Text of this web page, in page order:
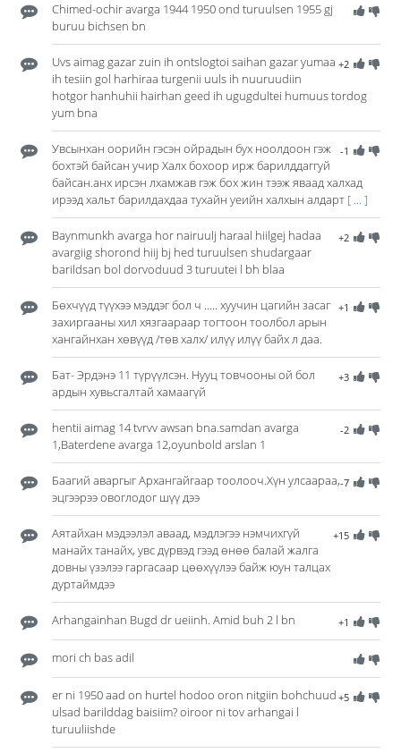
Chimed-ochir avarga 1944 1950 ond turuulsen 1955 gj
buruu bichsen bn
+2
Uvs aimag gazar zuin ih ontslogtoi saihan gazar yumaa
ih tesiin gol harhiraa turgenii uuls ih nuuruudiin
hotgor hanhuhii hairhan geed ih ugugdultei humuus tordog
yum bna
-1
Увсынхан оорийн гэсэн ойрадын бух ноолдоон гэж
бохтэй байсан учир Халх бохоор ирж барилддаггуй
байсан.анх ирсэн лхамжав гэж бох жин тээж яваад халхад
ирээд хальт барилдахдаа тухайн уеийн халхын алдарт [ ... ]
+2
Baynmunkh avarga hor nairuulj haraal hiilgej hadaa
avargiig shorond hiij bj hed turuulsen shudargaar
barildsan bol dorvoduud 3 turuutei l bh blaa
+1
Бөхчүүд түүхээ мэддэг бол ч ..... хуучин цагийн засаг
захиргааны хил хязгаараар тогтоон тоолбол арын
хангайнхан хөвүүд /төв халх/ илүү илүү байх л даа.
+3
Бат- Эрдэнэ 11 түрүүлсэн. Нууц товчооны ой бол
ардын хувьсгалтай хамаагүй
-2
hentii aimag 14 tvrvv awsan bna.samdan avarga
1,Baterdene avarga 12,oyunbold arslan 1
-7
Баагий аваргыг Архангайгаар тоолооч.Хүн улсаараа,
эцгээрээ овоглодог шүү дээ
+15
Аятайхан мэдээлэл аваад, мэдлэгээ нэмчихгүй
манайх танайх, увс дүрвэд гээд өнөө балай жалга
довны үзэлээ гаргасаар цөөхүүлээ байж юун талцах
дуртаймдээ
+1
Arhangainhan Bugd dr ueiinh. Amid buh 2 l bn
mori ch bas adil
+5
er ni 1950 aad on hurtel hodoo oron nitgiin bohchuud
ulsad barilddag baisiim? oiroor ni tov arhangai l
turuuliishde